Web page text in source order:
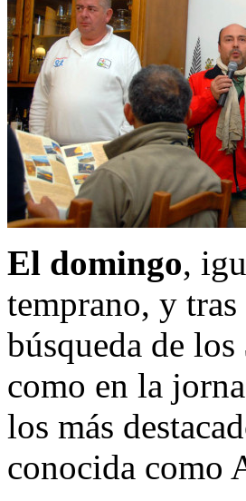
El domingo,
temprano, y
búsqueda de los
como en la
los más
conocida como